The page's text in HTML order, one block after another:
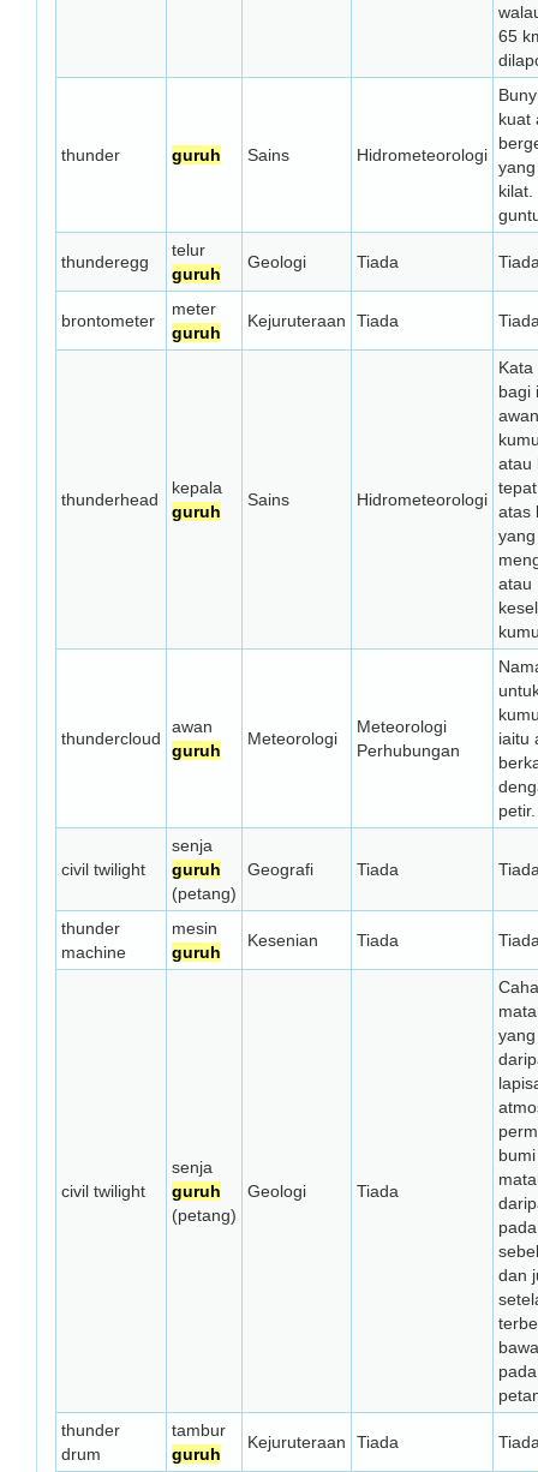
65
thunder guruh Sains Hidrometeorologi
kuat
kilat.
thunderegg
telur
guruh
Geologi Tiada
brontometer
meter
guruh
Kejuruteraan Tiada
thunderhead
kepala
guruh
Sains Hidrometeorologi
Kata
bagi
awan
atau
atas
yang
atau
thundercloud
awan
guruh
Meteorologi
Meteorologi
Perhubungan
iaitu
petir.
civil twilight
senja
guruh
(petang)
Geografi Tiada
thunder
machine
mesin
guruh
Kesenian Tiada
civil twilight
senja
guruh
(petang)
Geologi Tiada
dan
thunder
drum
tambur
guruh
Kejuruteraan Tiada